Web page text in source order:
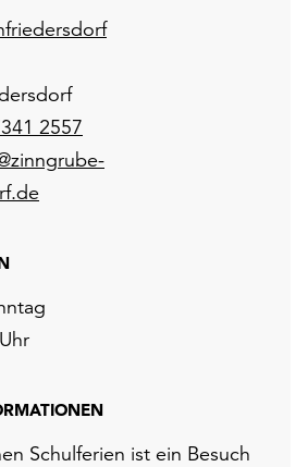
2557
Schulferien ist ein Besuch